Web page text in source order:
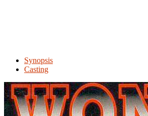
Synopsis
Casting